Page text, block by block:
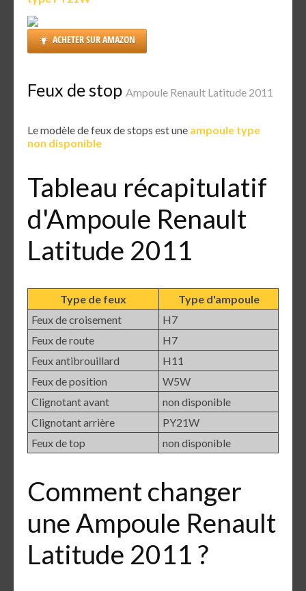
ACHETER SUR AMAZON
Feux de stop Ampoule Renault Latitude 2011
Le modèle de feux de stops est une ampoule type
non disponible
Tableau récapitulatif
d'Ampoule Renault
Latitude 2011
Type de feux
Type d'ampoule
Feux de croisement
H7
Feux de route
H7
Feux antibrouillard
H11
Feux de position
W5W
Clignotant avant
non disponible
Clignotant arrière
PY21W
Feux de top
non disponible
Comment changer
une Ampoule Renault
Latitude 2011 ?